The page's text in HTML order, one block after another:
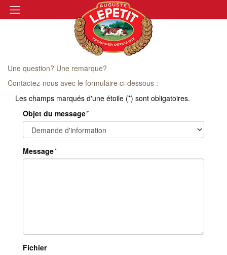
Une question? Une remarque?
Contactez-nous avec le formulaire ci-dessous :